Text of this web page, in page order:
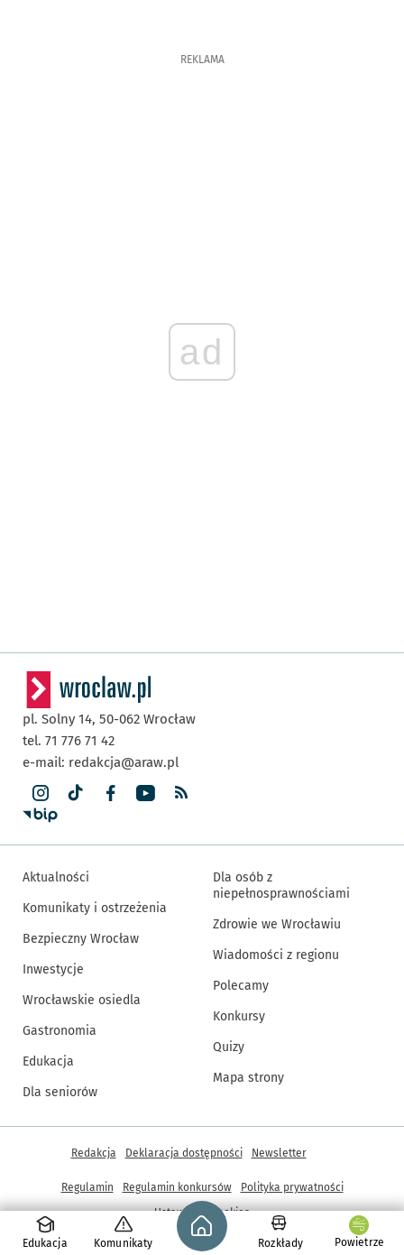
REKLAMA
ad
Edukacja Komunikaty
Strona główna - wroclaw.pl
Rozkłady Powietrze
pl. Solny 14, 50-062 Wrocław
tel. 71 776 71 42
e-mail: redakcja@araw.pl
Aktualności
Komunikaty i ostrzeżenia
Bezpieczny Wrocław
Inwestycje
Wrocławskie osiedla
Gastronomia
Edukacja
Dla seniorów
Dla osób z
niepełnosprawnościami
Zdrowie we Wrocławiu
Wiadomości z regionu
Polecamy
Konkursy
Quizy
Mapa strony
© Copyright 2005-2026, ARAW S.A., Gmina Wrocław
Inne informacje
Redakcja Deklaracja dostępności Newsletter
Regulamin Regulamin konkursów
Polityka prywatności
Ustawienia cookies